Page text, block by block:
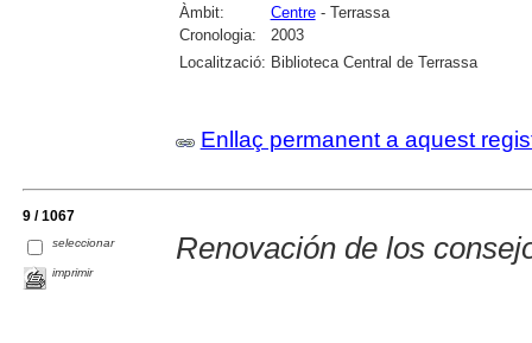
Àmbit:
Centre- Terrassa
Cronologia:
2003
Localització: Biblioteca Central de Terrassa
Enllaç permanent a aquest
9 / 1067
seleccionar
imprimir
Renovación de los